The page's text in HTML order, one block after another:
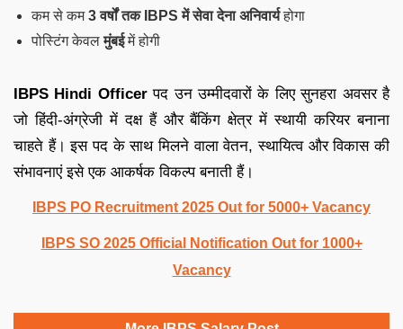
कम से कम3 वर्षों तक IBPS में सेवा देना अनिवार्यहोगा
पोस्टिंग केवलमुंबईमें होगी
IBPS Hindi Officerपद उन उम्मीदवारों के लिए सुनहरा अवसर है
जो हिंदी-अंग्रेजी में दक्ष हैं और बैंकिंग क्षेत्र में स्थायी करियर बनाना
चाहते हैं। इस पद के साथ मिलने वाला वेतन, स्थायित्व और विकास की
संभावनाएं इसे एक आकर्षक विकल्प बनाती हैं।
IBPS PO Recruitment 2025 Out for 5000+ Vacancy
IBPS SO 2025 Official Notification Out for 1000+
Vacancy